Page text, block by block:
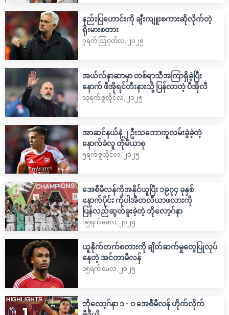
နည်းပြဟောင်းကို ချီးကျူးစကားဆိုလိုက်တဲ့
ရိုးမားစတား
၇ရက် သြဂုတ်လ, ၂၀၂၅
အယ်လ်နာဆာမှာ တစ်ရာသီအကြာရှိခဲ့ပြီး
နောက် ဖီအိုရင်တီးနားသို့ ပြန်လာတဲ့ ပီအိုလီ
၁၃ရက် ဇူလိုင်လ, ၂၀၂၅
အာဆင်နယ်နဲ့ ၂ ဦးသဘောတူလမ်းခွဲခဲ့တဲ့
နောက်ခံလူ တိုမီယာစု
၅ရက် ဇူလိုင်လ, ၂၀၂၅
အေစီမီလန်ကိုအနိုင်ယူပြီး ၁၉၇၄ ခုနှစ်
နောက်ပိုင်း ကိုပါအီတလီယာဖလားကို
ပြန်လည်ဆွတ်ခူးခဲ့တဲ့ ဘိုလော့ဂ်နာ
၁၅ရက် မေလ, ၂၀၂၅
ယူနိုက်တက်စတားကို ချိတ်ဆက်မှုတွေပြုလုပ်
နေတဲ့ အင်တာမီလန်
၁၅ရက် မေလ, ၂၀၂၅
ဘိုလော့ဂ်နာ ၁ - ၀ အေစီမီလန် ဟိုက်လိုက်